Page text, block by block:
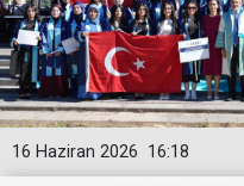
16:18
16 Haziran 2026